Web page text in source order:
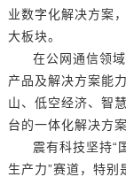
业数字化解决方案
大板块。
在公网通信领
产品及解决方案能
山、低空经济、智
台的一体化解决方案
震有科技坚持“
生产力”赛道，特